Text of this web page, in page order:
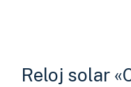
Reloj solar